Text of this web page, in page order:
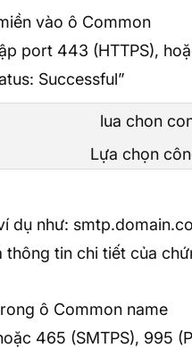
vào ô Common
port 443 (HTTPS),
Successful”
Lựa chọn
dụ như: smtp
thông tin chi tiết của
ô Common name
465 (SMTPS), 995